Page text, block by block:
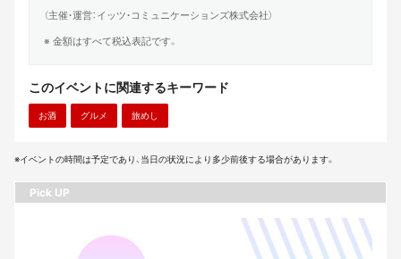
（主催・運営：イッツ・コミュニケーションズ株式会社）
※ 金額はすべて税込表記です。
このイベントに関連するキーワード
お酒 グルメ 旅めし
※イベントの時間は予定であり、当日の状況により多少前後する場合があります。
Pick UP